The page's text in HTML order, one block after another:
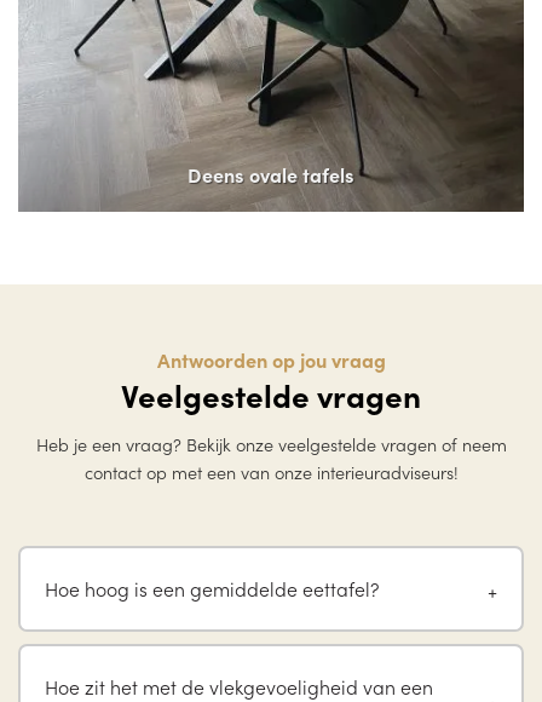
Deens ovale tafels
Antwoorden op jou vraag
Veelgestelde vragen
Heb je een vraag? Bekijk onze veelgestelde vragen of neem
contact op met een van onze interieuradviseurs!
Hoe hoog is een gemiddelde eettafel?
Hoe zit het met de vlekgevoeligheid van een